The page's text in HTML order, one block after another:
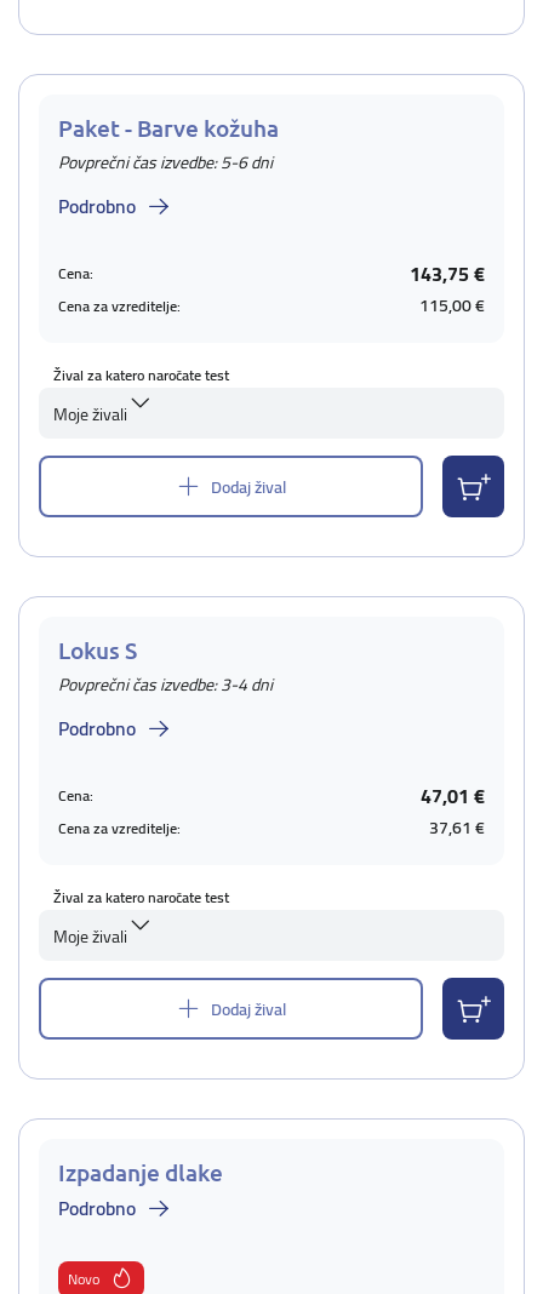
Paket - Barve kožuha
Povprečni čas izvedbe: 5-6 dni
Podrobno
Cena: 143,75 €
Cena za vzreditelje: 115,00 €
Žival za katero naročate test
Moje živali
Dodaj žival
Lokus S
Povprečni čas izvedbe: 3-4 dni
Podrobno
Cena: 47,01 €
Cena za vzreditelje: 37,61 €
Žival za katero naročate test
Moje živali
Dodaj žival
Izpadanje dlake
Podrobno
Novo